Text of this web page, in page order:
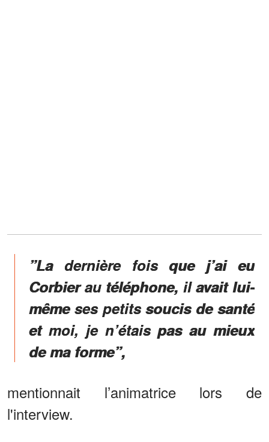
”La dernière fois que j’ai eu
Corbier au téléphone, il avait lui-
même ses petits soucis de santé
et moi, je n’étais pas au mieux
de ma forme”,
mentionnait l’animatrice lors de
l'interview.